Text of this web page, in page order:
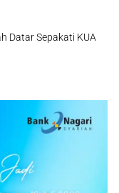
Datar Sepakati KUA